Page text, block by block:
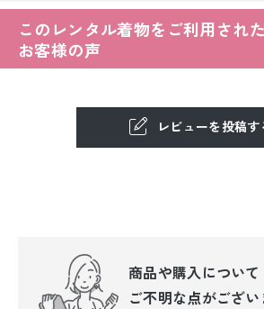
このレンタル着物をご利用された
お客様の声
レビューを投稿す
商品や購入について
ご不明な点がござい